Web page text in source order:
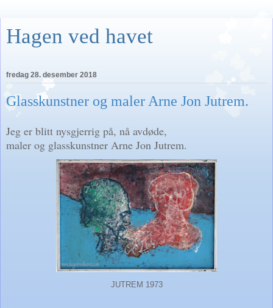
Hagen ved havet
fredag 28. desember 2018
Glasskunstner og maler Arne Jon Jutrem.
Jeg er blitt nysgjerrig på, nå avdøde,
maler og glasskunstner Arne Jon Jutrem.
JUTREM 1973